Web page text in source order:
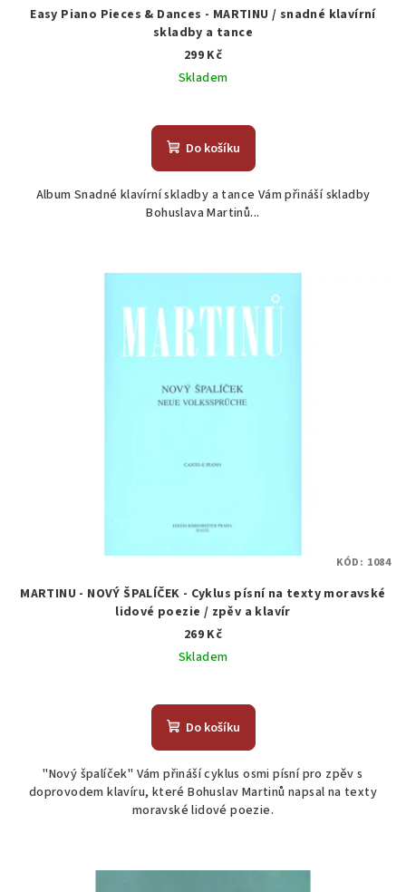
Easy Piano Pieces & Dances - MARTINU / snadné klavírní
skladby a tance
299 Kč
Skladem
hodnocení
produktu
z
5
Do košíku
Album Snadné klavírní skladby a tance Vám přináší skladby
Bohuslava Martinů...
MARTINU - NOVÝ ŠPALÍČEK - Cyklus písní na texty moravské
lidové poezie / zpěv a klavír
269 Kč
Skladem
Do košíku
"Nový špalíček" Vám přináší cyklus osmi písní pro zpěv s
doprovodem klavíru, které Bohuslav Martinů napsal na texty
moravské lidové poezie.
KÓD: 1084